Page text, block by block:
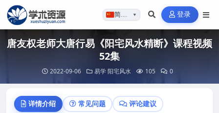
简体…▼ 登录
唐友权老师大唐行易《阳宅风水精断》课程视频
52集
2022-09-06 易学阳宅风水 105 0
详情介绍 常见问题 评论建议